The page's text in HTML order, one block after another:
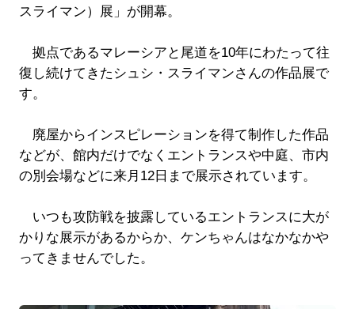
スライマン）展」が開幕。
拠点であるマレーシアと尾道を10年にわたって往
復し続けてきたシュシ・スライマンさんの作品展で
す。
廃屋からインスピレーションを得て制作した作品
などが、館内だけでなくエントランスや中庭、市内
の別会場などに来月12日まで展示されています。
いつも攻防戦を披露しているエントランスに大が
かりな展示があるからか、ケンちゃんはなかなかや
ってきませんでした。